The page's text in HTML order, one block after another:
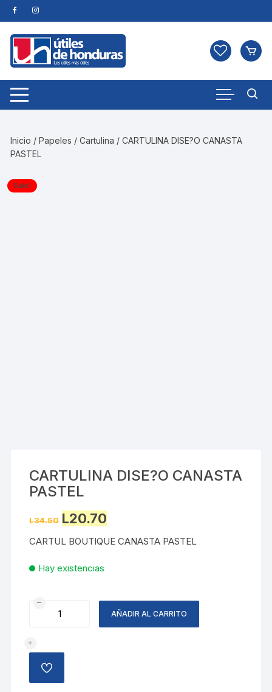
Skip
to
content
Inicio /Papeles /Cartulina / CARTULINA DISE?O CANASTA
PASTEL
Sale!
CARTULINA DISE?O CANASTA
PASTEL
L34.50 Original
price
L34.50.
L20.70price
L20.70.
CARTUL BOUTIQUE CANASTA PASTEL
Hay existencias
CARTULINA
CANASTA
PASTEL
cantidad
AÑADIR AL CARRITO
AÑADIR
A